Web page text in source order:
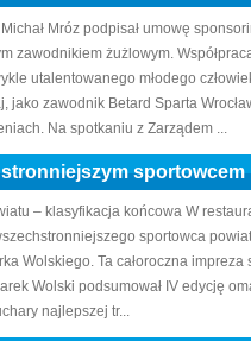
Mróz podpisał umowę
zawodnikiem żużlowym.
utalentowanego młodego
jako zawodnik Betard Sparta
Na spotkaniu z Zarządem ...
– klasyfikacja końcowa W
sportowca
Wolskiego. Ta całoroczna
Wolski podsumował IV edycję
najlepszej tr...